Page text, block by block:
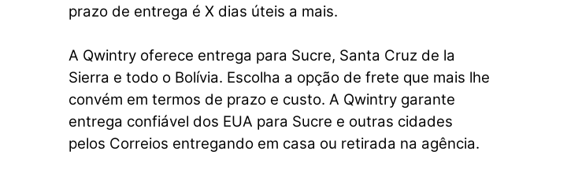
prazo de entrega é X dias úteis a mais.
A Qwintry oferece entrega para Sucre, Santa Cruz de la
Sierra e todo o Bolívia. Escolha a opção de frete que mais lhe
convém em termos de prazo e custo. A Qwintry garante
entrega confiável dos EUA para Sucre e outras cidades
pelos Correios entregando em casa ou retirada na agência.